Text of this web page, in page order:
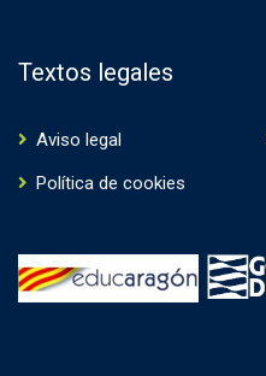
Textos legales
Aviso legal
Política de cookies